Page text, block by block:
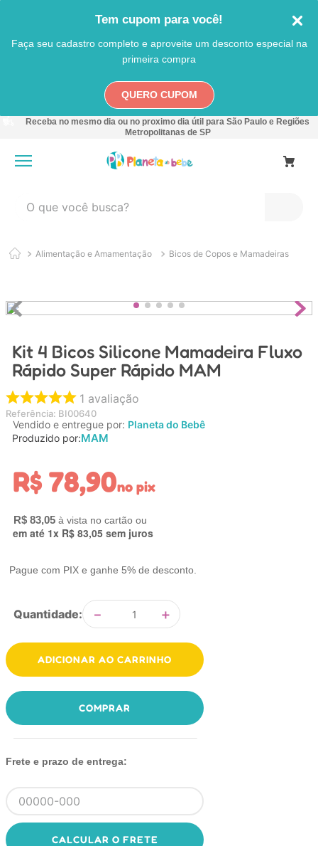
Tem cupom para você!
Faça seu cadastro completo e aproveite um desconto especial na
primeira compra
QUERO CUPOM
Receba no mesmo dia ou no proximo dia útil para São Paulo e Regiões
Metropolitanas de SP
Alimentação e Amamentação Bicos de Copos e Mamadeiras
Kit 4 Bicos Silicone Mamadeira Fluxo
Rápido Super Rápido MAM
1 avaliação
Referência: BI00640
Vendido e entregue por: Planeta do Bebê
Produzido por:MAM
R$ 78,90no pix
R$ 83,05
em até 1x R$ 83,05 sem juros
Pague com PIX e ganhe 5% de desconto.
Quantidade ＋
－
ADICIONAR AO CARRINHO
COMPRAR
Frete e prazo de entrega:
CALCULAR O FRETE
TERMOS MAIS BUSCADOS
2
8º
mamadeira
10º carro eletrico